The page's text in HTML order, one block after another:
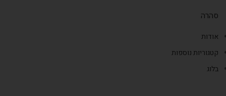
סהרה
אודות
קטגוריות נוספות
בלוג